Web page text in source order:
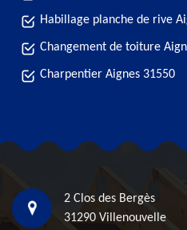
Habillage planche de rive
Changement de toiture
Charpentier Aignes 31550
2 Clos des Bergès
31290 Villenouvelle